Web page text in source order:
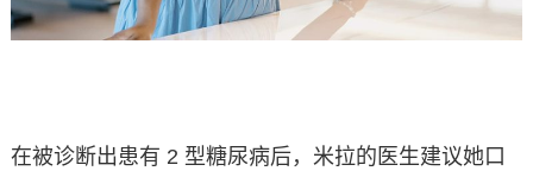
在被诊断出患有 2 型糖尿病后，米拉的医生建议她口